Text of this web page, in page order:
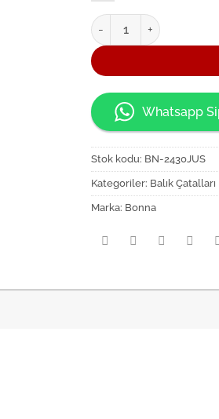
Bonna Justo Balık Çatalı
Whatsapp
Stok kodu: BN-2430JUS
Kategoriler: Balık Çatalları
Marka: Bonna